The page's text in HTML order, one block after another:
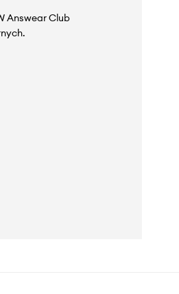
Answear Club